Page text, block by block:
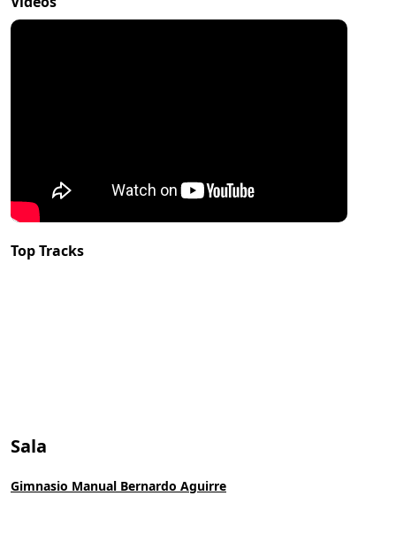
Top Tracks
Sala
Gimnasio Manual Bernardo Aguirre